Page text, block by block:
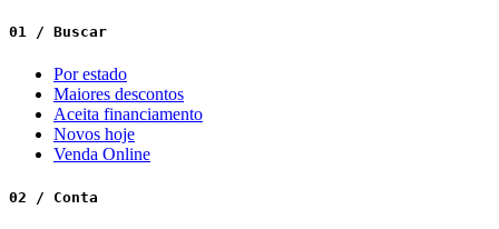
01 / Buscar
Por estado
Maiores descontos
Aceita financiamento
Novos hoje
Venda Online
02 / Conta